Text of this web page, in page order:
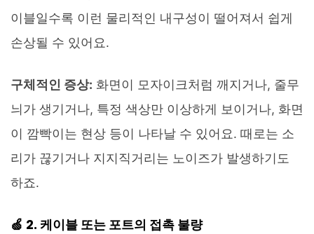
이블일수록 이런 물리적인 내구성이 떨어져서 쉽게
손상될 수 있어요.
구체적인 증상: 화면이 모자이크처럼 깨지거나, 줄무
늬가 생기거나, 특정 색상만 이상하게 보이거나, 화면
이 깜빡이는 현상 등이 나타날 수 있어요. 때로는 소
리가 끊기거나 지지직거리는 노이즈가 발생하기도
하죠.
🍏 2. 케이블 또는 포트의 접촉 불량